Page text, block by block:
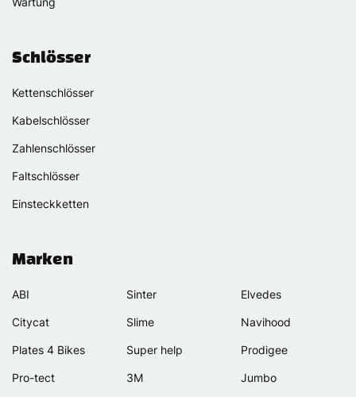
Schlösser
Kettenschlösser
Kabelschlösser
Zahlenschlösser
Faltschlösser
Einsteckketten
Marken
ABI
Citycat
Plates 4 Bikes
Pro-tect
Sinter
Slime
Super help
3M
Elvedes
Navihood
Prodigee
Jumbo